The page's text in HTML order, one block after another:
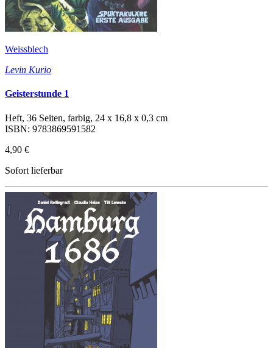
Weissblech
Levin Kurio
Geisterstunde 1
Heft, 36 Seiten, farbig, 24 x 16,8 x 0,3 cm
ISBN: 9783869591582
4,90 €
Sofort lieferbar